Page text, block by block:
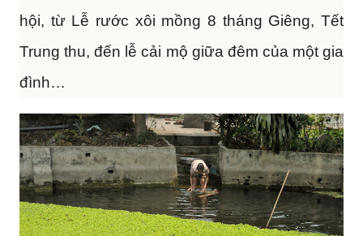
hội, từ Lễ rước xôi mồng 8 tháng Giêng, Tết
Trung thu, đến lễ cải mộ giữa đêm của một gia
đình…